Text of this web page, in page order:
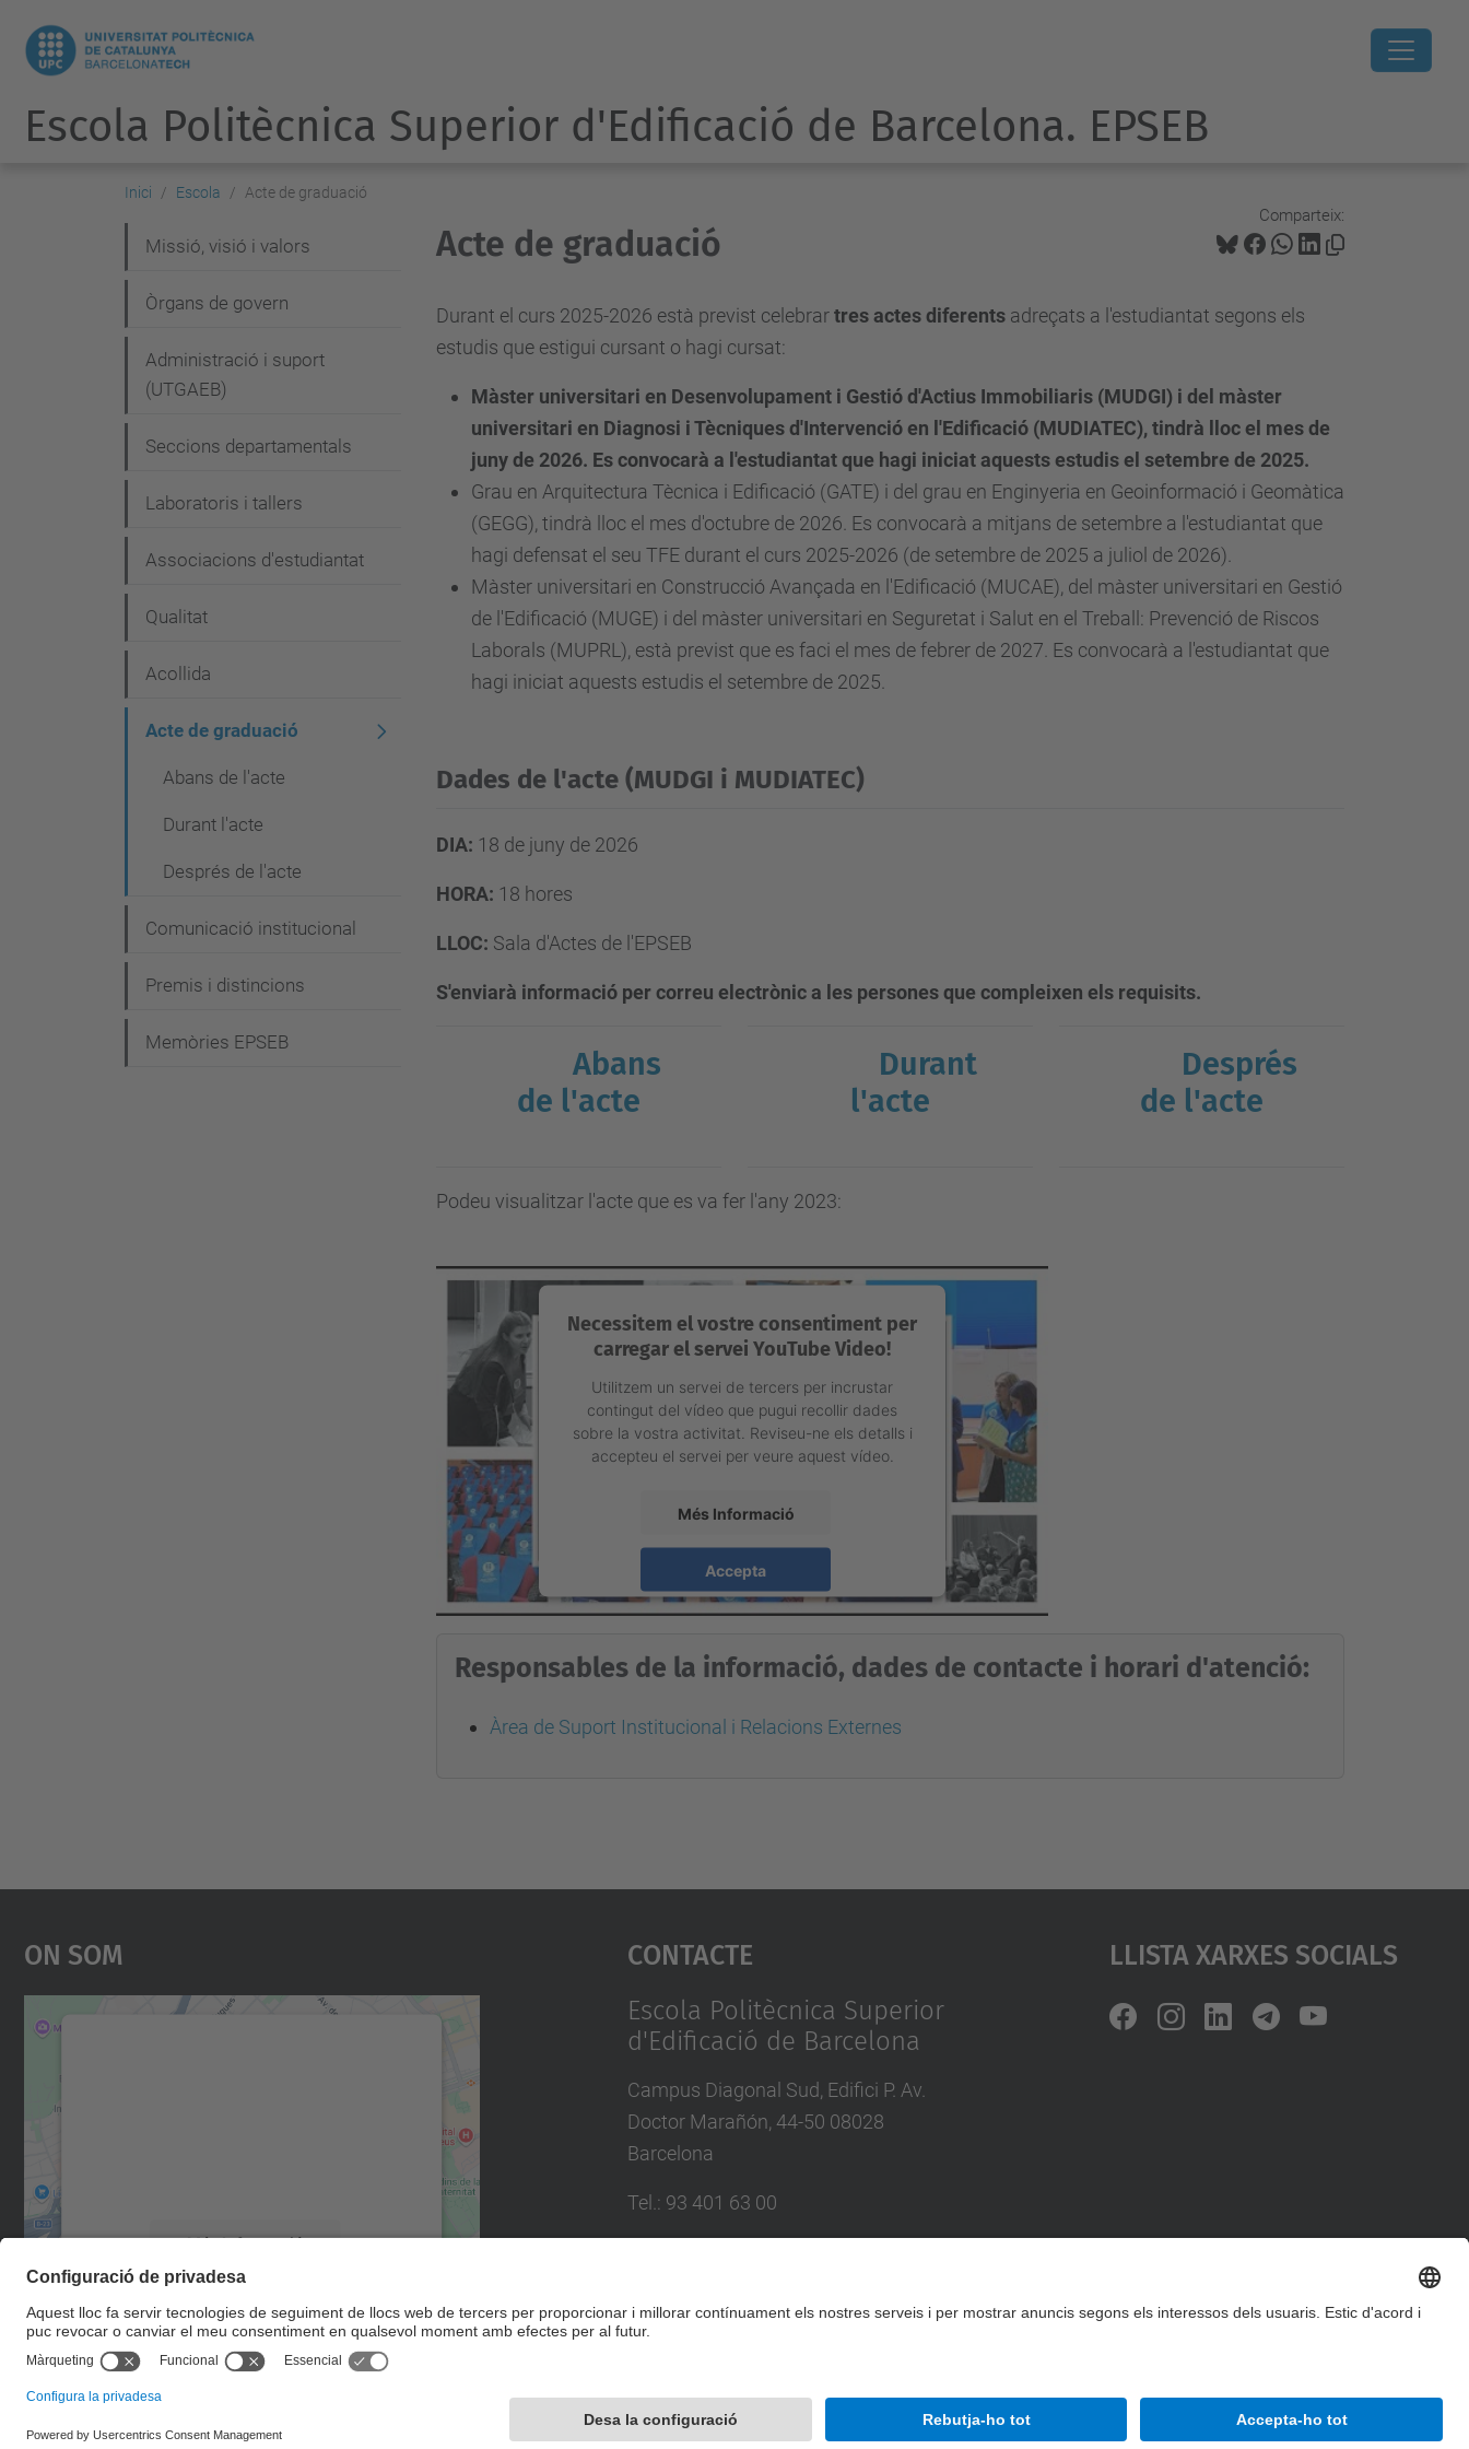
Escola Politècnica Superior d'Edificació de Barcelona. EPSEB
Inici Escola Acte de graduació
Comparteix:
Acte de graduació
Durant el curs 2025-2026 està previst celebrartres actes diferents adreçats a l'estudiantat segons els
estudis que estigui cursant o hagi cursat:
Màster universitari en Desenvolupament i Gestió d'Actius Immobiliaris (MUDGI) i del màster
universitari en Diagnosi i Tècniques d'Intervenció en l'Edificació (MUDIATEC), tindrà lloc el mes de
juny de 2026. Es convocarà a l'estudiantat que hagi iniciat aquests estudis el setembre de 2025.
Grau en Arquitectura Tècnica i Edificació (GATE) i del grau en Enginyeria en Geoinformació i Geomàtica
(GEGG), tindrà lloc el mes d'octubre de 2026. Es convocarà a mitjans de setembre a l'estudiantat que
hagi defensat el seu TFE durant el curs 2025-2026 (de setembre de 2025 a juliol de 2026).
Màster universitari en Construcció Avançada en l'Edificació (MUCAE), del màster universitari en Gestió
de l'Edificació (MUGE) i del màster universitari en Seguretat i Salut en el Treball: Prevenció de Riscos
Laborals (MUPRL), està previst que es faci el mes de febrer de 2027. Es convocarà a l'estudiantat que
hagi iniciat aquests estudis el setembre de 2025.
Dades de l'acte (MUDGI i MUDIATEC)
DIA: 18 de juny de 2026
HORA: 18 hores
LLOC: Sala d'Actes de l'EPSEB
S'enviarà informació per correu electrònic a les persones que compleixen els requisits.
Abans
de l'acte
Durant
l'acte
Després
de l'acte
Podeu visualitzar l'acte que es va fer l'any 2023:
Necessitem el vostre consentiment per
carregar el servei YouTube Video!
Utilitzem un servei de tercers per incrustar
contingut del vídeo que pugui recollir dades
sobre la vostra activitat. Reviseu-ne els detalls i
accepteu el servei per veure aquest vídeo.
Més Informació
Accepta
powered byUsercentrics Consent Management
Responsables de la informació, dades de contacte i horari d'atenció:
Àrea de Suport Institucional i Relacions Externes
a
v
a
c
ó
Missió, visió i valors
Òrgans de govern
Administració i suport
(UTGAEB)
Seccions departamentals
Laboratoris i tallers
Associacions d'estudiantat
Qualitat
Acollida
Acte de graduació
Abans de l'acte
Durant l'acte
Després de l'acte
Comunicació institucional
Premis i distincions
Memòries EPSEB
On Som
Més Informació
powered byUsercentrics Consent
Management Platform
Contacte
Escola Politècnica Superior
d'Edificació de Barcelona
Campus Diagonal Sud, Edifici P. Av.
Doctor Marañón, 44-50 08028
Barcelona
Tel. : 93 401 63 00
Llista Xarxes Socials